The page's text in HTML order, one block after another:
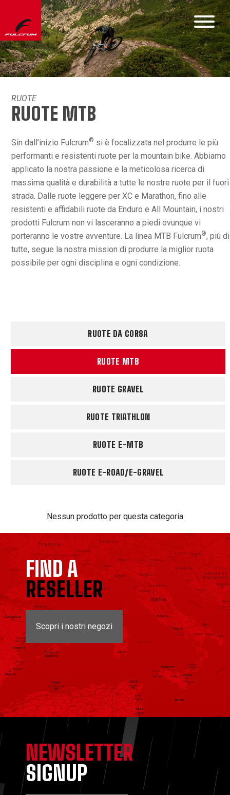
RUOTE
RUOTE MTB
Sin dall’inizio Fulcrum® si è focalizzata nel produrre le più
performanti e resistenti ruote per la mountain bike. Abbiamo
applicato la nostra passione e la meticolosa ricerca di
massima qualità e durabilità a tutte le nostre ruote per il fuori
strada. Dalle ruote leggere per XC e Marathon, fino alle
resistenti e affidabili ruote da Enduro e All Mountain, i nostri
prodotti Fulcrum non vi lasceranno a piedi ovunque vi
porteranno le vostre avventure. La linea MTB Fulcrum®, più di
tutte, segue la nostra mission di produrre la miglior ruota
possibile per ogni disciplina e ogni condizione.
RUOTE DA CORSA
RUOTE MTB
RUOTE GRAVEL
RUOTE TRIATHLON
RUOTE E-MTB
RUOTE E-ROAD/E-GRAVEL
Nessun prodotto per questa categoria
FIND A
RESELLER
Scopri i nostri negozi
NEWSLETTER
SIGNUP